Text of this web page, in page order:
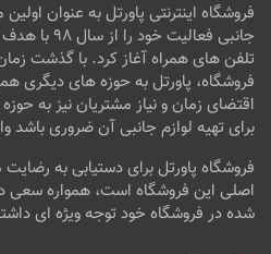
فروشگاه اینترنتی پاورتل به عنوان
جانبی فعالیت
تلفن های همراه آغاز کرد. با گذشت
فروشگاه، پاورتل به حوزه های دیگری
اقتضای زمان و نیاز مشتریان نیز به
برای تهیه لوازم جانبی آن ضروری باشد
فروشگاه پاورتل برای دستیابی به
اصلی این فروشگاه است، همواره سعی
شده در فروشگاه خود توجه ویژه ای